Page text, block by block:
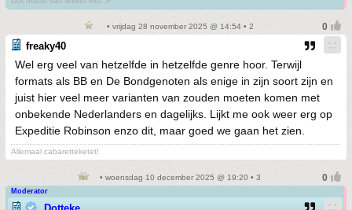
• vrijdag 28 november 2025 @ 14:54 • 2
freaky40
Wel erg veel van hetzelfde in hetzelfde genre hoor. Terwijl
formats als BB en De Bondgenoten als enige in zijn soort zijn en
juist hier veel meer varianten van zouden moeten komen met
onbekende Nederlanders en dagelijks. Lijkt me ook weer erg op
Expeditie Robinson enzo dit, maar goed we gaan het zien.
Allemaal cabaretteketet!
• woensdag 10 december 2025 @ 19:20 • 3
Moderator